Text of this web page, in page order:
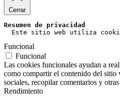
Cerrar
Resumen de privacidad
Este sitio web utiliza
Funcional
Funcional
Las cookies funcionales ayudan a
como compartir el contenido del sitio
sociales, recopilar comentarios y
Rendimiento